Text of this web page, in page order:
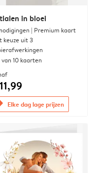
in bloei
| Premium kaart
keuze uit 3
10 kaarten
Elke dag lage prijzen